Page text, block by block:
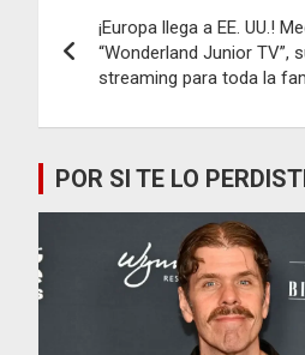
de
entradas
¡Europa llega a EE. UU.!
“Wonderland Junior TV”,
streaming para toda la
POR SI TE LO